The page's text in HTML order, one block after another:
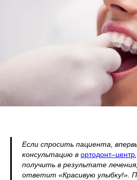
Если спросить пациента,
консультацию в ортодонт–центр
получить в результате
ответит «Красивую улыбку!».